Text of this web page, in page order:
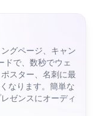
グページ、キャン
ドで、数秒でウェ
スター、名刺に最
なります。簡単な
ゼンスにオーディ